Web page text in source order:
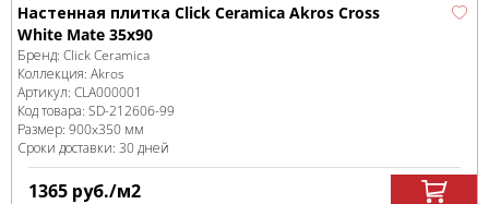
Настенная плитка Click Ceramica Akros Cross
White Mate 35x90
Бренд: Click Ceramica
Коллекция: Akros
Артикул: CLA000001
Код товара: SD-212606-99
Размер: 900x350 мм
Сроки доставки: 30 дней
1365 руб./м2